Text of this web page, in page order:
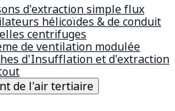
d'extraction simple flux
hélicoïdes & de conduit
centrifuges
de ventilation modulée
d'Insufflation et d'extraction
de l'air tertiaire